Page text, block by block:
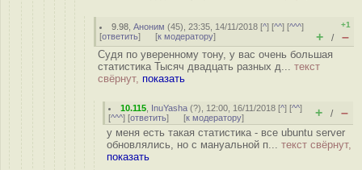
9.98 ,Аноним (45), 23:35, 14/11/2018 [^] [^^] [^^^]
[ответить] [к модератору]
+1
+ / –
Судя по уверенному тону, у вас очень большая
статистика Тысяч двадцать разных д... текст
свёрнут, показать
10.115 InuYasha (?), 12:00, 16/11/2018 [^] [^^]
[^^^] [ответить] [к модератору] + / –
у меня есть такая статистика - все ubuntu server
обновлялись, но с мануальной п... текст свёрнут,
показать